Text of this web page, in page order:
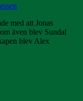
med att Jonas
även blev Sundal
blev Alex